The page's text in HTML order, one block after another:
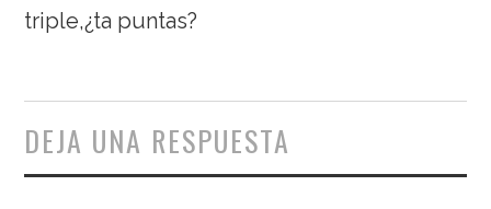
triple,¿ta puntas?
DEJA UNA RESPUESTA